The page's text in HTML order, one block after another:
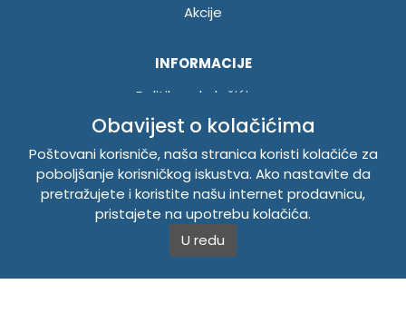
Akcije
INFORMACIJE
Politika o kolačićima
Uslovi korištenja
Politika privatnosti
TEMPUS DOO BRATUNAC
Svetog Save bb, 75420 Bratunac, Bosna i Hercegovina
Telefon+38756/260-051
Mobilni+38765/357-215
Obavijest o kolačićima
Poštovani korisniče, naša stranica koristi kolačiće za
poboljšanje korisničkog iskustva. Ako nastavite da
pretražujete i koristite našu internet prodavnicu,
pristajete na upotrebu kolačića.
U redu